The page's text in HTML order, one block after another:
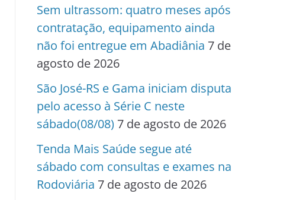
Sem ultrassom: quatro meses após
contratação, equipamento ainda
não foi entregue em Abadiânia 7 de
agosto de 2026
São José-RS e Gama iniciam disputa
pelo acesso à Série C neste
sábado(08/08) 7 de agosto de 2026
Tenda Mais Saúde segue até
sábado com consultas e exames na
Rodoviária 7 de agosto de 2026